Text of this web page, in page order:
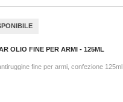
OLIO FINE PER ARMI - 125ML
fine per armi, confezione 125ml.